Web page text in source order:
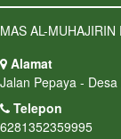
MAS AL-MUHAJIRIN
Alamat
Jalan Pepaya -
Telepon
6281352359995